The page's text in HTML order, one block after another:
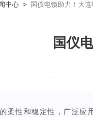
中心 > 国仪电镜助力！大
国仪
柔性和稳定性，广泛应